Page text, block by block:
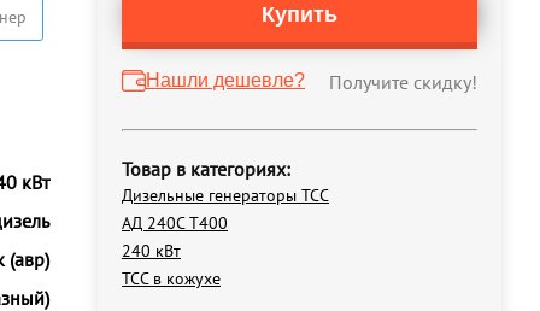
Купить
Нашли дешевле? Получите скидку!
Товар в категориях:
Дизельные генераторы ТСС
АД 240С Т400
240 кВт
ТСС в кожухе
кВт
(авр)